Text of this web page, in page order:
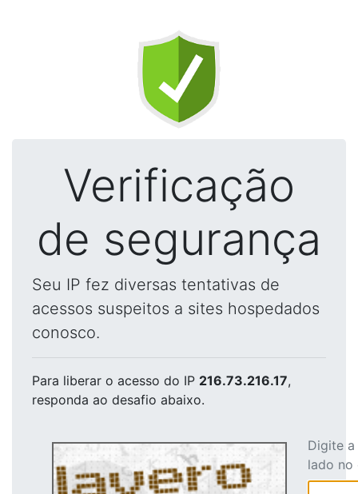
Verificação
de segurança
Seu IP fez diversas tentativas de
acessos suspeitos a sites hospedados
conosco.
Para liberar o acesso do IP 216.73.216.17,
responda ao desafio abaixo.
Digite
lado no